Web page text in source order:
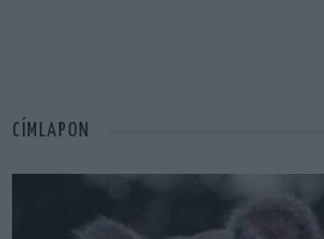
CÍMLAPON